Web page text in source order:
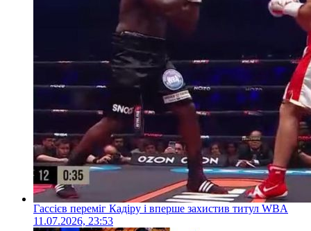
Гассієв переміг Кадіру і вперше захистив титул WBA
11.07.2026, 23:53